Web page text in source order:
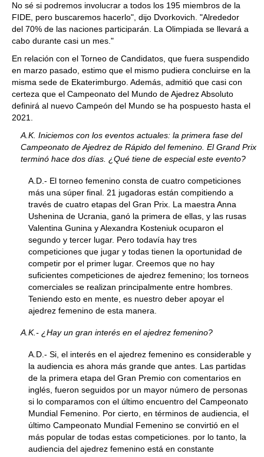
No sé si podremos involucrar a todos los 195 miembros de la
FIDE, pero buscaremos hacerlo", dijo Dvorkovich. "Alrededor
del 70% de las naciones participarán. La Olimpiada se llevará a
cabo durante casi un mes."
En relación con el Torneo de Candidatos, que fuera suspendido
en marzo pasado, estimo que el mismo pudiera concluirse en la
misma sede de Ekaterimburgo. Además, admitió que casi con
certeza que el Campeonato del Mundo de Ajedrez Absoluto
definirá al nuevo Campeón del Mundo se ha pospuesto hasta el
2021.
A.K. Iniciemos con los eventos actuales: la primera fase del
Campeonato de Ajedrez de Rápido del femenino. El Grand Prix
terminó hace dos días. ¿Qué tiene de especial este evento?
A.D.- El torneo femenino consta de cuatro competiciones
más una súper final. 21 jugadoras están compitiendo a
través de cuatro etapas del Gran Prix. La maestra Anna
Ushenina de Ucrania, ganó la primera de ellas, y las rusas
Valentina Gunina y Alexandra Kosteniuk ocuparon el
segundo y tercer lugar. Pero todavía hay tres
competiciones que jugar y todas tienen la oportunidad de
competir por el primer lugar. Creemos que no hay
suficientes competiciones de ajedrez femenino; los torneos
comerciales se realizan principalmente entre hombres.
Teniendo esto en mente, es nuestro deber apoyar el
ajedrez femenino de esta manera.
A.K.- ¿Hay un gran interés en el ajedrez femenino?
A.D.- Si, el interés en el ajedrez femenino es considerable y
la audiencia es ahora más grande que antes. Las partidas
de la primera etapa del Gran Premio con comentarios en
inglés, fueron seguidos por un mayor número de personas
si lo comparamos con el último encuentro del Campeonato
Mundial Femenino. Por cierto, en términos de audiencia, el
último Campeonato Mundial Femenino se convirtió en el
más popular de todas estas competiciones. por lo tanto, la
audiencia del ajedrez femenino está en constante